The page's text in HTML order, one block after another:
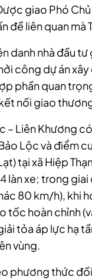
giao Phó
đề liên quan mà
danh nhà đầu
công dự án
phần quan
nối giao
– Liên Khương
Lộc và điểm
tại xã Hiệp
xe; trong giai
80 km/h), khi
tốc hoàn chỉnh
tỏa áp lực hạ
vùng.
phương thức